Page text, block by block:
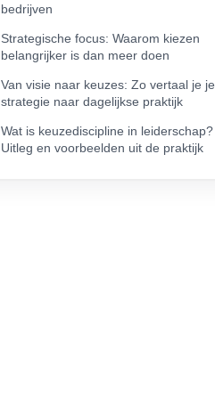
bedrijven
Strategische focus: Waarom kiezen
belangrijker is dan meer doen
Van visie naar keuzes: Zo vertaal je je
strategie naar dagelijkse praktijk
Wat is keuzediscipline in leiderschap?
Uitleg en voorbeelden uit de praktijk